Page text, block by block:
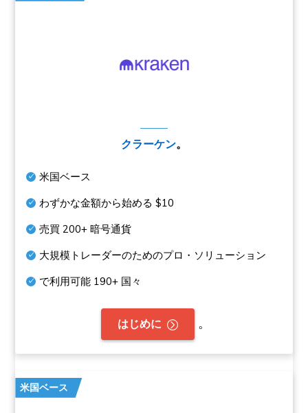
クラーケン。
米国ベース
わずかな金額から始める$10
売買200+ 暗号通貨
大規模トレーダーのためのプロ・ソリューション
で利用可能 190+ 国々
はじめに 。
米国ベース